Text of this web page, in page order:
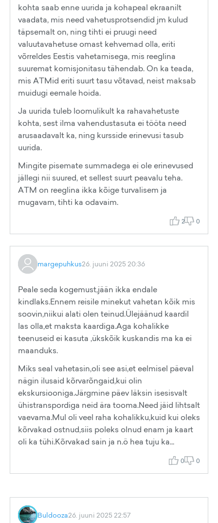
kohta saab enne uurida ja kohapeal ekraanilt
vaadata, mis need vahetusprotsendid jm kulud
täpsemalt on, ning tihti ei pruugi need
valuutavahetuse omast kehvemad olla, eriti
võrreldes Eestis vahetamisega, mis reeglina
suuremat komisjonitasu tähendab. On ka teada,
mis ATMid eriti suurt tasu võtavad, neist maksab
muidugi eemale hoida.
Ja uurida tuleb loomulikult ka rahavahetuste
kohta, sest ilma vahendustasuta ei tööta need
arusaadavalt ka, ning kursside erinevusi tasub
uurida.
Mingite pisemate summadega ei ole erinevused
jällegi nii suured, et sellest suurt peavalu teha.
ATM on reeglina ikka kõige turvalisem ja
mugavam, tihti ka odavaim.
2 0
margepuhkus26. juuni 2025 20:36
Peale seda kogemust,jään ikka endale
kindlaks.Ennem reisile minekut vahetan kõik mis
soovin,niikui alati olen teinud.Ülejäänud kaardil
las olla,et maksta kaardiga.Aga kohalikke
teenuseid ei kasuta ,ükskõik kuskandis ma ka ei
maanduks.
Miks seal vahetasin,oli see asi,et eelmisel päeval
nägin ilusaid kõrvarõngaid,kui olin
ekskursiooniga.Järgmine päev läksin isesisvalt
ühistranspordiga neid ära tooma.Need jäid lihtsalt
vaevama.Mul oli veel raha kohalikku,kuid kui oleks
kõrvakad ostnud,siis poleks olnud enam ja kaart
oli ka tühi.Kõrvakad sain ja n.ö hea tuju ka...
0 0
Buldooza26. juuni 2025 22:57